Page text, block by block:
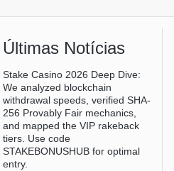
Últimas Notícias
Stake Casino 2026 Deep Dive:
We analyzed blockchain
withdrawal speeds, verified SHA-
256 Provably Fair mechanics,
and mapped the VIP rakeback
tiers. Use code
STAKEBONUSHUB for optimal
entry.